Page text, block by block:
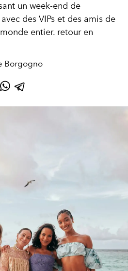
un week-end de
des VIPs et des amis de
entier. retour en
Borgogno